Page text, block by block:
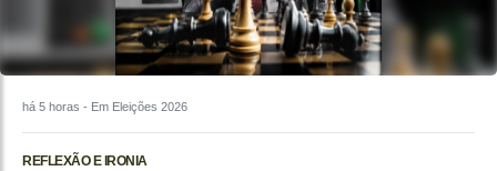
há 5 horas - Em Eleições 2026
REFLEXÃO E IRONIA